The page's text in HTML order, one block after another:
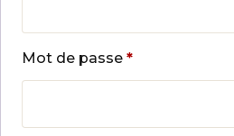
Mot de passe *